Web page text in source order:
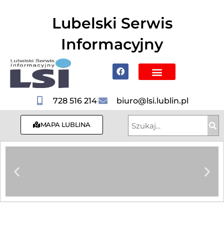
Lubelski Serwis
Informacyjny
728 516 214 biuro@lsi.lublin.pl
MAPA LUBLINA